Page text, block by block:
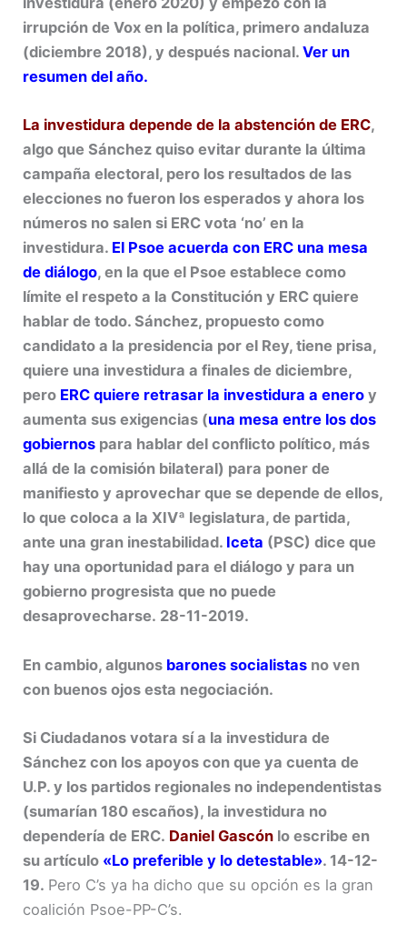
irrupción de Vox en la política, primero andaluza
(diciembre 2018), y después nacional.Ver un
resumen del año.
La investidura depende de la abstención de ERC,
algo que Sánchez quiso evitar durante la última
campaña electoral, pero los resultados de las
elecciones no fueron los esperados y ahora los
números no salen si ERC vota ‘no’ en la
investidura. El Psoe acuerda con ERC una mesa
de diálogo, en la que el Psoe establece como
límite el respeto a la Constitución y ERC quiere
hablar de todo. Sánchez, propuesto como
candidato a la presidencia por el Rey, tiene prisa,
quiere una investidura a finales de diciembre,
pero ERC quiere retrasar la investidura a enero y
aumenta sus exigencias (una mesa entre los dos
gobiernos para hablar del conflicto político, más
allá de la comisión bilateral) para poner de
manifiesto y aprovechar que se depende de ellos,
lo que coloca a la XIVª legislatura, de partida,
ante una gran inestabilidad. Iceta (PSC) dice que
hay una oportunidad para el diálogo y para un
gobierno progresista que no puede
desaprovecharse. 28-11-2019.
En cambio, algunos barones socialistas no ven
con buenos ojos esta negociación.
Si Ciudadanos votara sí a la investidura de
Sánchez con los apoyos con que ya cuenta de
U.P. y los partidos regionales no independentistas
(sumarían 180 escaños), la investidura no
dependería de ERC. Daniel Gascón lo escribe en
su artículo «Lo preferible y lo detestable». 14-12-
19. Pero C’s ya ha dicho que su opción es la gran
coalición Psoe-PP-C’s.